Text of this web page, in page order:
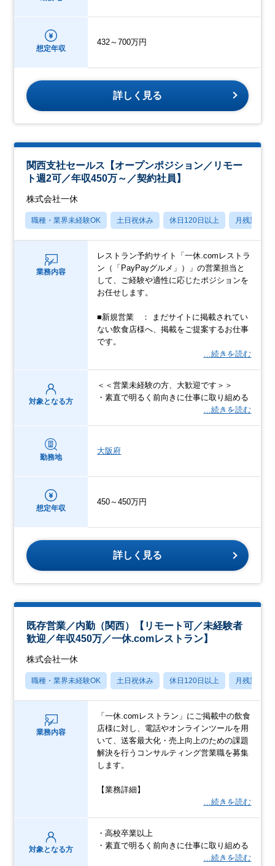
想定年収
432～700万円
詳しく見る
関西支社セールス【オープンポジション／リモー
ト週2可／年収450万～／契約社員】
株式会社一休
職種・業界未経験OK 土日祝休み 休日120日以上 月残業20
業務内容
レストラン予約サイト「一休.comレストラ
ン（「PayPayグルメ」）」の営業担当と
して、ご経験や適性に応じたポジションを
お任せします。
■新規営業 ： まだサイトに掲載されてい
ない飲食店様へ、掲載をご提案するお仕事
です。
…続きを読む
対象となる方
＜＜営業未経験の方、大歓迎です＞＞
・素直で明るく前向きに仕事に取り組める
…続きを読む
勤務地
大阪府
想定年収
450～450万円
詳しく見る
既存営業／内勤（関西）【リモート可／未経験者
歓迎／年収450万／一休.comレストラン】
株式会社一休
職種・業界未経験OK 土日祝休み 休日120日以上 月残業20
業務内容
「一休.comレストラン」にご掲載中の飲食
店様に対し、電話やオンラインツールを用
いて、送客最大化・売上向上のための課題
解決を行うコンサルティング営業職を募集
します。
【業務詳細】
…続きを読む
対象となる方
・高校卒業以上
・素直で明るく前向きに仕事に取り組める
…続きを読む